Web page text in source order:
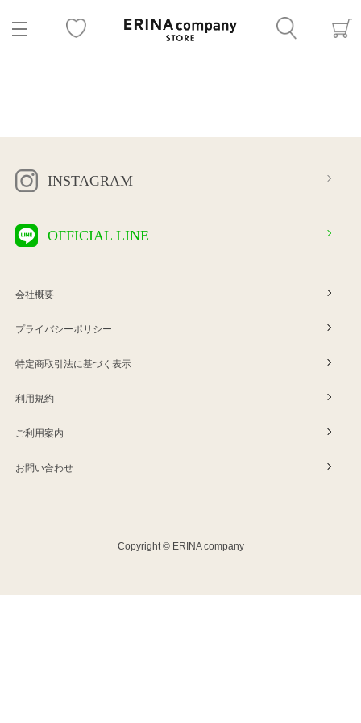
INSTAGRAM
OFFICIAL LINE
会社概要
プライバシーポリシー
特定商取引法に基づく表示
利用規約
ご利用案内
お問い合わせ
Copyright © ERINA company